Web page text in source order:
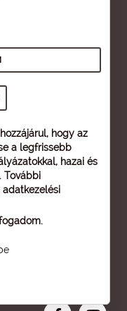
hogy az
a legfrissebb
hazai és
További
adatkezelési